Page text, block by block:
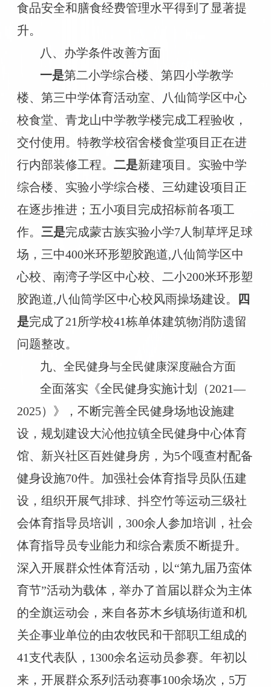
食品安全和膳食经费管理水平得到了显著提
升。
八、办学条件改善方面
一是第二小学综合楼、第四小学教学
楼、第三中学体育活动室、八仙筒学区中心
校食堂、青龙山中学教学楼完成工程验收，
交付使用。特教学校宿舍楼食堂项目正在进
行内部装修工程。 二是新建项目。 实验中学
综合楼、实验小学综合楼、三幼建设项目正
在逐步推进；五小项目完成招标前各项工
作。 三是完成蒙古族实验小学7人制草坪足球
场，三中400米环形塑胶跑道,八仙筒学区中
心校、南湾子学区中心校、二小200米环形塑
胶跑道,八仙筒学区中心校风雨操场建设。 四
是完成了21所学校41栋单体建筑物消防遗留
问题整改。
九、全民健身与全民健康深度融合方面
全面落实 《全民健身实施计划 （2021—
2025）》 ，不断完善全民健身场地设施建
设， 规划建设大沁他拉镇全民健身中心体育
馆、 新兴社区百姓健身房， 为5个嘎查村配备
健身设施70件。加强社会体育指导员队伍建
设，组织开展气排球、抖空竹等运动三级社
会体育指导员培训， 300余人参加培训， 社会
体育指导员专业能力和综合素质不断提升。
深入开展群众性体育活动，以“第九届乃蛮体
育节”活动为载体，举办了首届以群众为主体
的全旗运动会，来自各苏木乡镇场街道和机
关企事业单位的由农牧民和干部职工组成的
41支代表队，1300余名运动员参赛。年初以
来，开展群众系列活动赛事100余场次，5万